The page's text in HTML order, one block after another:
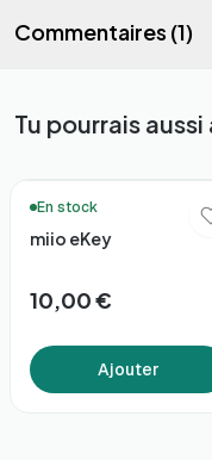
Commentaires (1)
Tu pourrais aussi
En stock
miio eKey
10,00 €
Ajouter